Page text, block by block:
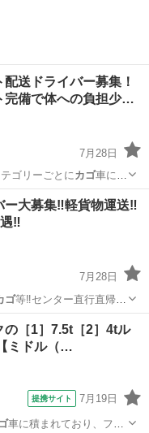
配送ドライバー募集！
完備で体への負担少…
7月28日
ゴリーごとにカゴ車に載
店舗に納品する… ゼロ！
れしないようにカゴ車を
ー カゴ
ー大募集‼️軽貨物運送‼️
‼️
7月28日
ゴ等‼️センター直行直帰
の［1］7.5t［2］4tル
ミドル（…
提携サイト 7月19日
車に積まれており、フォ